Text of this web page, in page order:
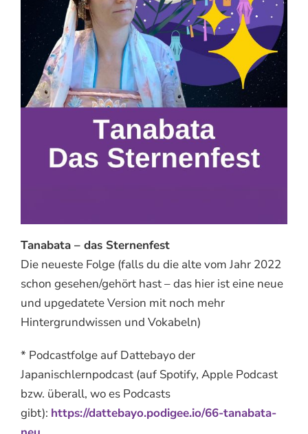
Tanabata – das Sternenfest
Die neueste Folge (falls du die alte vom Jahr 2022
schon gesehen/gehört hast – das hier ist eine neue
und upgedatete Version mit noch mehr
Hintergrundwissen und Vokabeln)
* Podcastfolge auf Dattebayo der
Japanischlernpodcast (auf Spotify, Apple Podcast
bzw. überall, wo es Podcasts
gibt): https://dattebayo.podigee.io/66-tanabata-